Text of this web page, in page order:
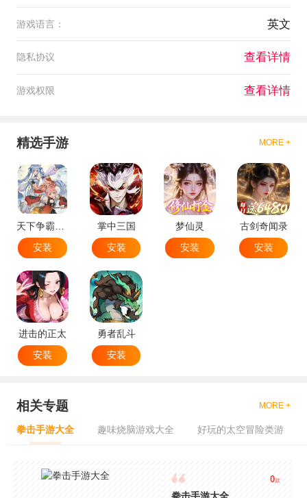
游戏语言： 英文
隐私协议 查看详情
游戏权限 查看详情
精选手游 MORE +
天下争霸三国志
安装
掌中三国
安装
梦仙灵
安装
古剑奇闻录
安装
进击的正太
安装
勇者乱斗
安装
相关专题 MORE +
拳击手游大全 趣味烧脑游戏大全 好玩的太空冒险类游
0款